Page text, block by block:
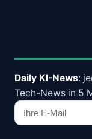
Daily KI-News:
Tech-News in 5